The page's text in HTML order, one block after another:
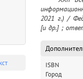
2021 г.) /
[и др.] ;
ISBN
Город